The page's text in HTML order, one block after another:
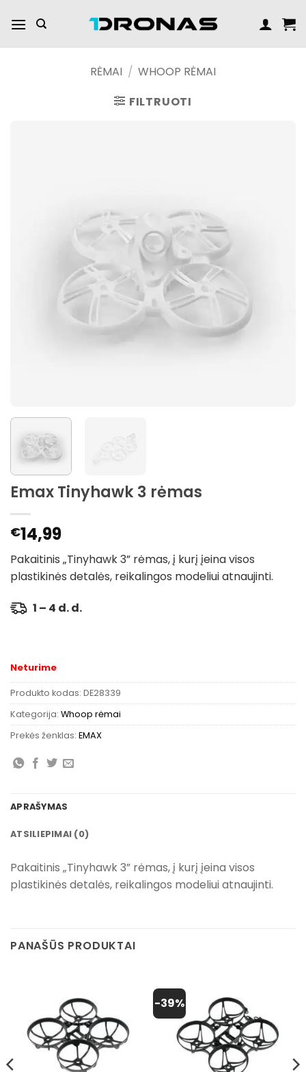
turinį
RĖMAI / WHOOP RĖMAI
FILTRUOTI
Emax Tinyhawk 3 rėmas
€14,99
Pakaitinis „Tinyhawk 3” rėmas, į kurį įeina visos
plastikinės detalės, reikalingos modeliui atnaujinti.
1 – 4 d. d.
Neturime
Produkto kodas: DE28339
Kategorija: Whoop rėmai
Prekės ženklas: EMAX
APRAŠYMAS
ATSILIEPIMAI (0)
Pakaitinis „Tinyhawk 3” rėmas, į kurį įeina visos
plastikinės detalės, reikalingos modeliui atnaujinti.
PANAŠŪS PRODUKTAI
-39%